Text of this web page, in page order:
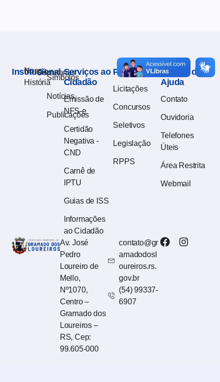
Av. José
Pedro
Loureiro de
Mello,
Nº1070,
Centro –
Gramado dos
Loureiros –
RS, Cep:
99.605-000
contato@gr
amadodosl
oureiros.rs.
gov.br
(54) 99337-
6907
Institucional
Nossa
História
Secretarias
Símbolos
Notícias
Publicações
Serviços ao
Cidadão
Emissão de
NFS-e
Certidão
Negativa -
CND
Carnê de
IPTU
Guias de ISS
Informações
ao Cidadão
Publicações
Licitações
Concursos
Seletivos
Legislação
RPPS
Central de
Ajuda
Contato
Ouvidoria
Telefones
Úteis
Área Restrita
Webmail